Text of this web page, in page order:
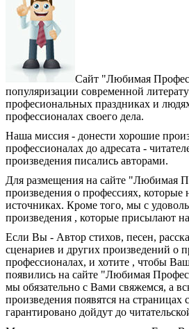
Сайт "Любимая
популяризации современной
професиональных праздниках и
профессионалах своего дела.
Наша миссия - донести хорошие
профессионалах до адресата -
произведения писались авторами.
Для размещения на сайте "Любимая
произведения о профессиях,
источниках. Кроме того, мы с
произведения , которые присылают
Если Вы - Автор стихов, песен,
сценариев и других произведений о
профессионалах, и хотите , чтобы
появились на сайте "Любимая
мы обязательно с Вами свяжемся, а
произведения появятся на страницах
гарантировано дойдут до